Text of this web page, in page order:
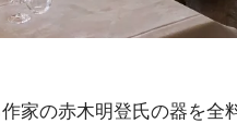
家の赤木明登氏の器を全